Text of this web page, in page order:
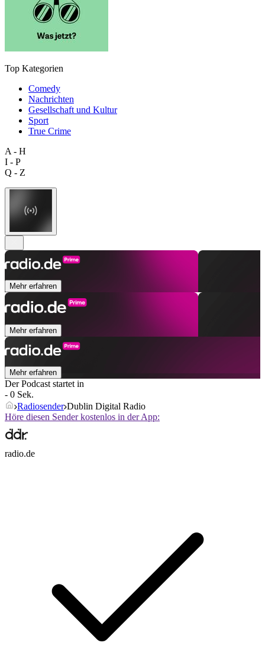
Top Kategorien
Comedy
Nachrichten
Gesellschaft und Kultur
Sport
True Crime
A - H
I - P
Q - Z
Mehr erfahren
Mehr erfahren
Mehr erfahren
Der Podcast startet in
- 0 Sek.
Radiosender Dublin Digital Radio
Höre diesen Sender kostenlos in der App:
radio.de